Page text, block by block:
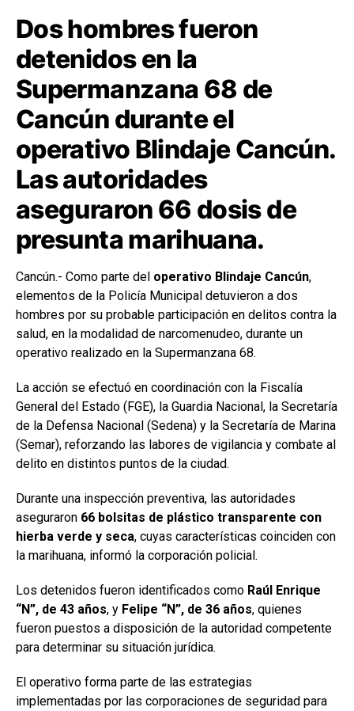
Dos hombres fueron
detenidos en la
Supermanzana 68 de
Cancún durante el
operativo Blindaje Cancún.
Las autoridades
aseguraron 66 dosis de
presunta marihuana.
Cancún.- Como parte del operativo Blindaje Cancún,
elementos de la Policía Municipal detuvieron a dos
hombres por su probable participación en delitos contra la
salud, en la modalidad de narcomenudeo, durante un
operativo realizado en la Supermanzana 68.
La acción se efectuó en coordinación con la Fiscalía
General del Estado (FGE), la Guardia Nacional, la Secretaría
de la Defensa Nacional (Sedena) y la Secretaría de Marina
(Semar), reforzando las labores de vigilancia y combate al
delito en distintos puntos de la ciudad.
Durante una inspección preventiva, las autoridades
aseguraron 66 bolsitas de plástico transparente con
hierba verde y seca, cuyas características coinciden con
la marihuana, informó la corporación policial.
Los detenidos fueron identificados como Raúl Enrique
“N”, de 43 años, y Felipe “N”, de 36 años, quienes
fueron puestos a disposición de la autoridad competente
para determinar su situación jurídica.
El operativo forma parte de las estrategias
implementadas por las corporaciones de seguridad para